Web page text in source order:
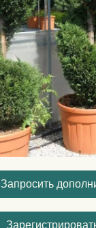
Запросить